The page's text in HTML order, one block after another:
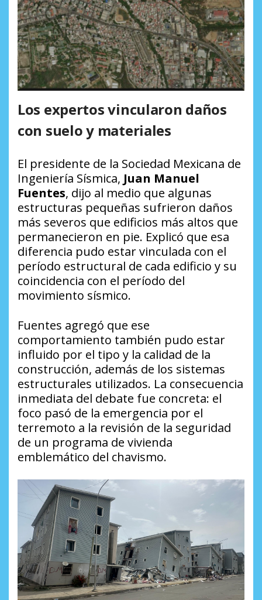
Los expertos vincularon daños
con suelo y materiales
El presidente de la Sociedad Mexicana de
Ingeniería Sísmica, Juan Manuel
Fuentes, dijo al medio que algunas
estructuras pequeñas sufrieron daños
más severos que edificios más altos que
permanecieron en pie. Explicó que esa
diferencia pudo estar vinculada con el
período estructural de cada edificio y su
coincidencia con el período del
movimiento sísmico.
Fuentes agregó que ese
comportamiento también pudo estar
influido por el tipo y la calidad de la
construcción, además de los sistemas
estructurales utilizados. La consecuencia
inmediata del debate fue concreta: el
foco pasó de la emergencia por el
terremoto a la revisión de la seguridad
de un programa de vivienda
emblemático del chavismo.